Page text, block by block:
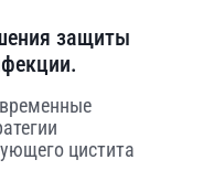
защиты
цистита